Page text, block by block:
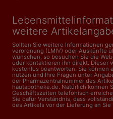
weitere
Sollten Sie weitere Informationen
verordnung (LMIV) oder Auskünfte
wünschen, so besuchen Sie die
oder kontaktieren ihn direkt. Dieser
kostenlos beantworten. Sie können
nutzen und Ihre Fragen unter
der Pharmazentralnummer des
hautapotheke.de. Natürlich können
Geschäftszeiten telefonisch
Sie dafür Verständnis, dass
des Artikels vor der Lieferung an